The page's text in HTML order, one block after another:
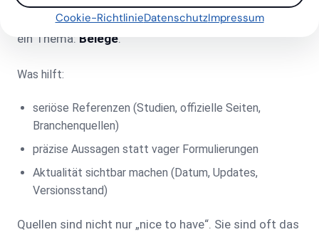
Cookie-RichtlinieDatenschutzImpressum
Je mehr KI-Antworten entstehen, desto stärker wird
ein Thema: Belege.
Was hilft:
seriöse Referenzen (Studien, offizielle Seiten,
Branchenquellen)
präzise Aussagen statt vager Formulierungen
Aktualität sichtbar machen (Datum, Updates,
Versionsstand)
Quellen sind nicht nur „nice to have“. Sie sind oft das